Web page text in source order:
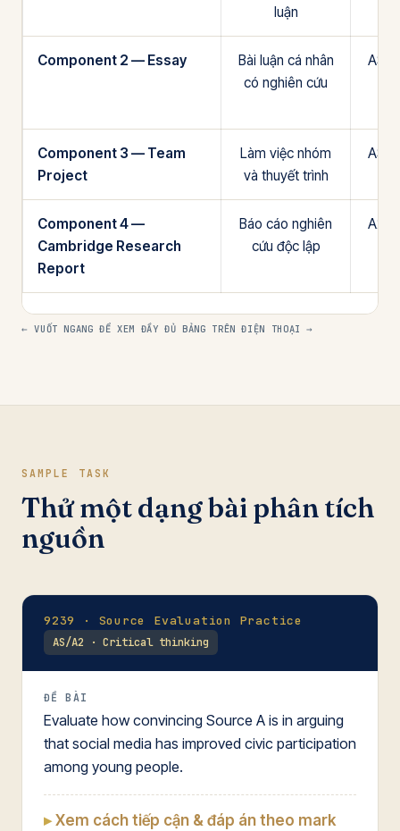
luận
Component 2 — Essay
Bài luận cá nhân
có nghiên cứu
AS
Component 3 — Team
Project
Làm việc nhóm
và thuyết trình
AS
Component 4 —
Cambridge Research
Report
Báo cáo nghiên
cứu độc lập
A2
← VUỐT NGANG ĐỂ XEM ĐẦY ĐỦ BẢNG TRÊN ĐIỆN THOẠI →
SAMPLE TASK
Thử một dạng bài phân tích
nguồn
9239 · Source Evaluation Practice
AS/A2 · Critical thinking
ĐỀ BÀI
Evaluate how convincing Source A is in arguing
that social media has improved civic participation
among young people.
Xem cách tiếp cận & đáp án theo mark